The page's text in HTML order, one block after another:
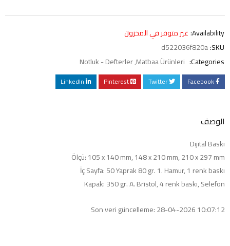
Availability: غير متوفر في المخزون
SKU:
d522036f820a
Categories:
Matbaa Ürünleri
,
Notluk - Defterler
Facebook
Twitter
Pinterest
LinkedIn
الوصف
Dijital Baskı
Ölçü: 105 x 140 mm, 148 x 210 mm, 210 x 297 mm
İç Sayfa: 50 Yaprak 80 gr. 1. Hamur, 1 renk baskı
Kapak: 350 gr. A. Bristol, 4 renk baskı, Selefon
Son veri güncelleme: 28-04-2026 10:07:12